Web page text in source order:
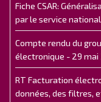
Fiche CSAR:
par le service
Compte rendu du
électronique - 29 mai
RT Facturation
données, des filtres,